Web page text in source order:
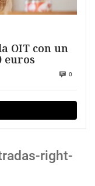
OIT con un
euros
0
right-